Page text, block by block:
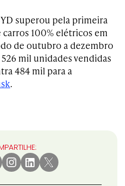
superou pela primeira
carros 100% elétricos em
de outubro a dezembro
mil unidades vendidas
484 mil para a
.